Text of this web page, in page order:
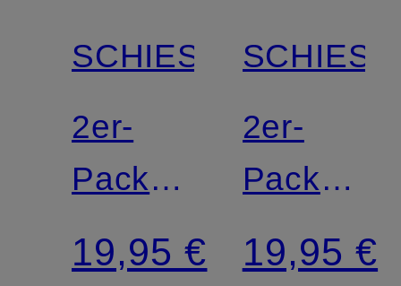
SCHIESSER
2er-
Pack
Slips
19,95 €
2er-
Pack
19,95 €